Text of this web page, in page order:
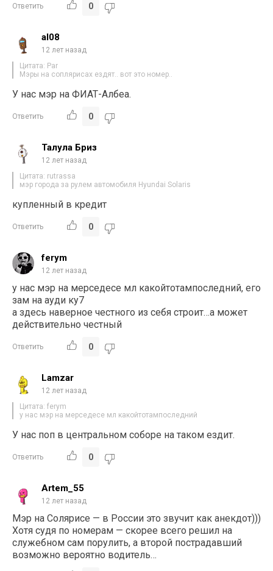
Ответить 0
al08
12 лет назад
Цитата: Par
Мэры на соплярисах ездят.. вот это номер..
У нас мэр на ФИАТ-Албеа.
Ответить 0
Талула Бриз
12 лет назад
Цитата: rutrassa
мэр города за рулем автомобиля Hyundai Solaris
купленный в кредит
Ответить 0
ferym
12 лет назад
у нас мэр на мерседесе мл какойтотампоследний, его
зам на ауди ку7
а здесь наверное честного из себя строит…а может
действительно честный
Ответить 0
Lamzar
12 лет назад
Цитата: ferym
у нас мэр на мерседесе мл какойтотампоследний
У нас поп в центральном соборе на таком ездит.
Ответить 0
Artem_55
12 лет назад
Мэр на Солярисе — в России это звучит как анекдот)))
Хотя судя по номерам — скорее всего решил на
служебном сам порулить, а второй пострадавший
возможно вероятно водитель…